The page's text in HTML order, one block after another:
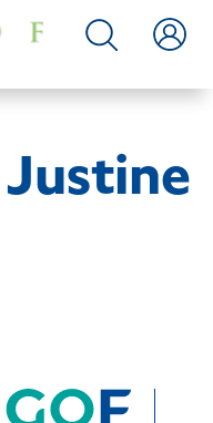
Justine